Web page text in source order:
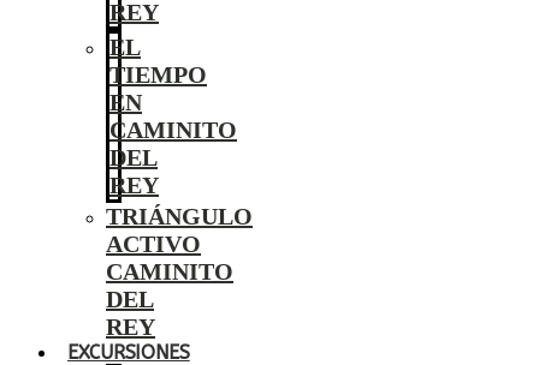
REY
EL
TIEMPO
EN
CAMINITO
DEL
REY
TRIÁNGULO
ACTIVO
CAMINITO
DEL
REY
EXCURSIONES